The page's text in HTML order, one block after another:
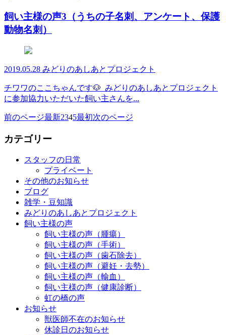
飼い主様の声3（うちの子名刺、アンケート、保護
動物名刺）
2019.05.28 みどりのあしあとプロジェクト
チワワのここちゃんです🐶 みどりのあしあとプロジェクト
に参加協力いただいた飼い主さんを...
前のページ最新2345最初次のページ
カテゴリー
スタッフの日常
プライベート
その他のお知らせ
ブログ
雑学・豆知識
みどりのあしあとプロジェクト
飼い主様の声
飼い主様の声（腫瘍）
飼い主様の声（手術）
飼い主様の声（歯石除去）
飼い主様の声（避妊・去勢）
飼い主様の声（輸血）
飼い主様の声（健康診断）
虹の橋の声
お知らせ
獣医師不在のお知らせ
休診日のお知らせ